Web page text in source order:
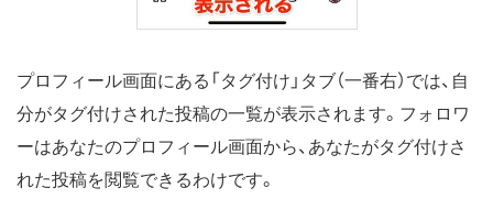
プロフィール画面にある「タグ付け」タブ（一番右）では、自
分がタグ付けされた投稿の一覧が表示されます。フォロワ
ーはあなたのプロフィール画面から、あなたがタグ付けさ
れた投稿を閲覧できるわけです。